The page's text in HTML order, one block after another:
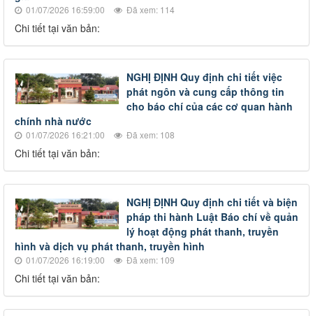
01/07/2026 16:59:00 Đã xem: 114
Chi tiết tại văn bản:
NGHỊ ĐỊNH Quy định chi tiết việc
phát ngôn và cung cấp thông tin
cho báo chí của các cơ quan hành
chính nhà nước
01/07/2026 16:21:00 Đã xem: 108
Chi tiết tại văn bản:
NGHỊ ĐỊNH Quy định chi tiết và biện
pháp thi hành Luật Báo chí về quản
lý hoạt động phát thanh, truyền
hình và dịch vụ phát thanh, truyền hình
01/07/2026 16:19:00 Đã xem: 109
Chi tiết tại văn bản: